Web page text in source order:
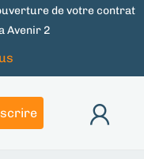
de votre contrat
Avenir 2